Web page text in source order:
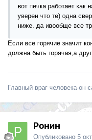
вот печка работает как
уверен что те) одна
ниже. да ивообще все
Если все горячие значит
должна быть горячая,а
Главный враг человека-он
Ронин
Опубликовано 5